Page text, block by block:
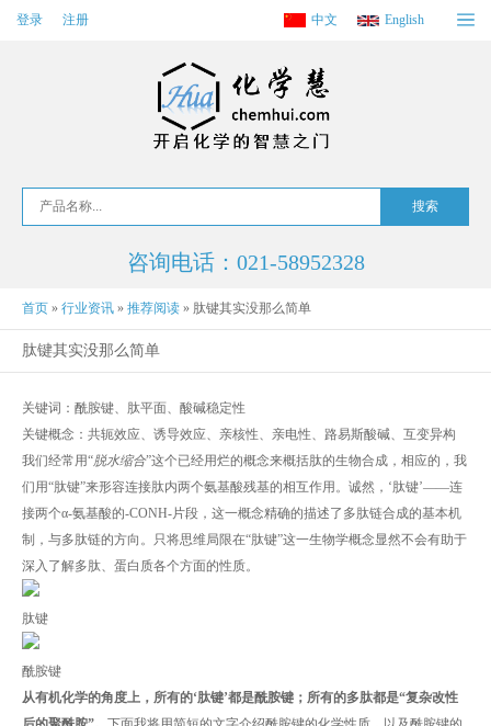
登录 注册 中文 English
咨询电话：021-58952328
首页 » 行业资讯 » 推荐阅读 » 肽键其实没那么简单
肽键其实没那么简单
关键词：酰胺键、肽平面、酸碱稳定性
关键概念：共轭效应、诱导效应、亲核性、亲电性、路易斯酸碱、互变异构
我们经常用“脱水缩合”这个已经用烂的概念来概括肽的生物合成，相应的，我
们用“肽键”来形容连接肽内两个氨基酸残基的相互作用。诚然，‘肽键’——连
接两个α-氨基酸的-CONH-片段，这一概念精确的描述了多肽链合成的基本机
制，与多肽链的方向。只将思维局限在“肽键”这一生物学概念显然不会有助于
深入了解多肽、蛋白质各个方面的性质。
肽键
酰胺键
从有机化学的角度上，所有的‘肽键’都是酰胺键；所有的多肽都是“复杂改性